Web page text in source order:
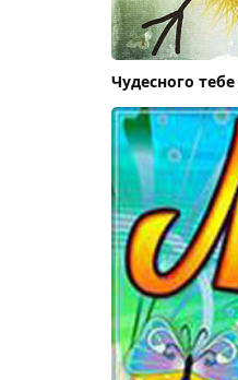
Чудесного